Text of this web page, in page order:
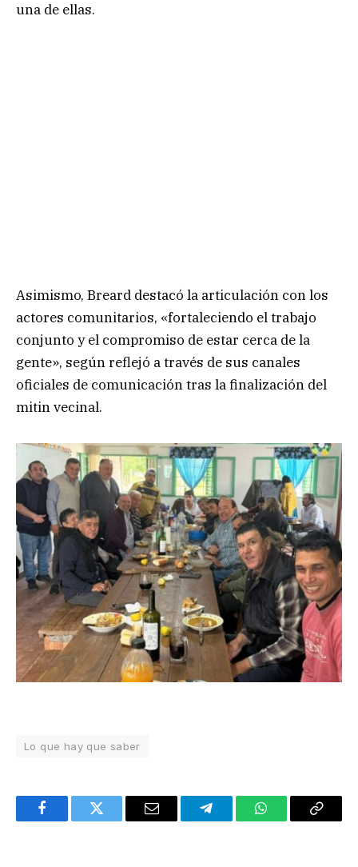
una de ellas.
Asimismo, Breard destacó la articulación con los
actores comunitarios, «fortaleciendo el trabajo
conjunto y el compromiso de estar cerca de la
gente», según reflejó a través de sus canales
oficiales de comunicación tras la finalización del
mitin vecinal.
Lo que hay que saber
FacebookTwitter Email TelegramWhatsAppCopy